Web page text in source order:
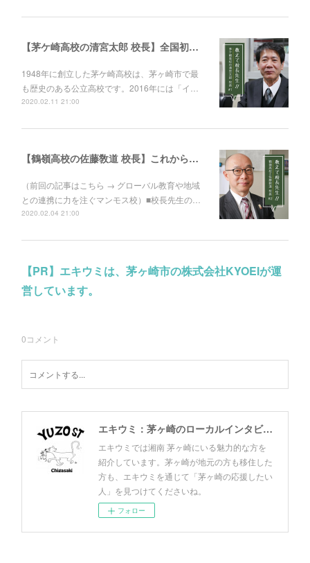
【茅ケ崎高校の清宮太郎 校長】全国初の取り組み。全日制の高校でインクルーシブ教育を推進
1948年に創立した茅ケ崎高校は、茅ヶ崎市で最
も歴史のある公立高校です。2016年には「イ…
2020.02.11 21:00
【鶴嶺高校の佐藤敎道 校長】これから社会人になる生徒たちに伝えたいメッセージ
（前回の記事はこちら → グローバル教育や地域
との連携に力を注ぐマンモス校）■校長先生の…
2020.02.04 21:00
【PR】エキウミは、茅ヶ崎市の株式会社KYOEIが運
営しています。
0コメント
エキウミ：茅ヶ崎のローカルインタビューメディア
エキウミでは湘南 茅ヶ崎にいる魅力的な方を
紹介しています。茅ヶ崎が地元の方も移住した
方も、エキウミを通じて「茅ヶ崎の応援したい
人」を見つけてくださいね。
フォロー